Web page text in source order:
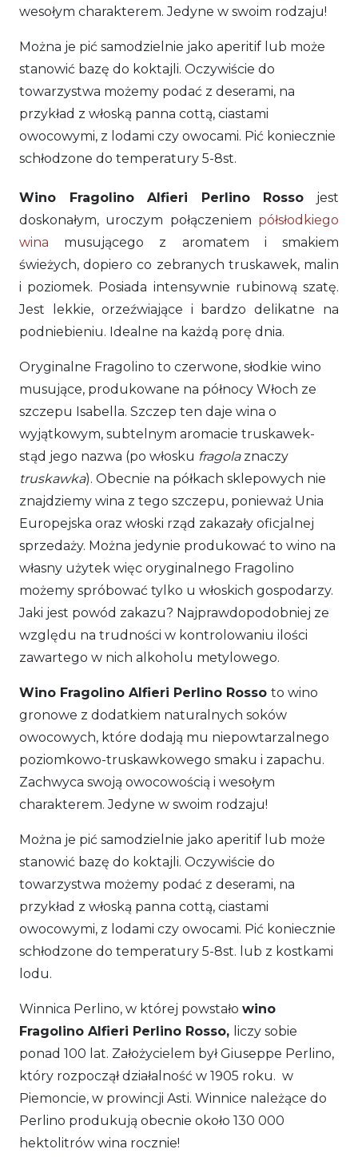
wesołym charakterem. Jedyne w swoim rodzaju!
Można je pić samodzielnie jako aperitif lub może
stanowić bazę do koktajli. Oczywiście do
towarzystwa możemy podać z deserami, na
przykład z włoską panna cottą, ciastami
owocowymi, z lodami czy owocami. Pić koniecznie
schłodzone do temperatury 5-8st.
Wino Fragolino Alfieri Perlino Rosso jest
doskonałym, uroczym połączeniem półsłodkiego
wina musującego z aromatem i smakiem
świeżych, dopiero co zebranych truskawek, malin
i poziomek. Posiada intensywnie rubinową szatę.
Jest lekkie, orzeźwiające i bardzo delikatne na
podniebieniu. Idealne na każdą porę dnia.
Oryginalne Fragolino to czerwone, słodkie wino
musujące, produkowane na północy Włoch ze
szczepu Isabella. Szczep ten daje wina o
wyjątkowym, subtelnym aromacie truskawek-
stąd jego nazwa (po włosku fragolaznaczy
truskawka). Obecnie na półkach sklepowych nie
znajdziemy wina z tego szczepu, ponieważ Unia
Europejska oraz włoski rząd zakazały oficjalnej
sprzedaży. Można jedynie produkować to wino na
własny użytek więc oryginalnego Fragolino
możemy spróbować tylko u włoskich gospodarzy.
Jaki jest powód zakazu? Najprawdopodobniej ze
względu na trudności w kontrolowaniu ilości
zawartego w nich alkoholu metylowego.
Wino Fragolino Alfieri Perlino Rosso to wino
gronowe z dodatkiem naturalnych soków
owocowych, które dodają mu niepowtarzalnego
poziomkowo-truskawkowego smaku i zapachu.
Zachwyca swoją owocowością i wesołym
charakterem. Jedyne w swoim rodzaju!
Można je pić samodzielnie jako aperitif lub może
stanowić bazę do koktajli. Oczywiście do
towarzystwa możemy podać z deserami, na
przykład z włoską panna cottą, ciastami
owocowymi, z lodami czy owocami. Pić koniecznie
schłodzone do temperatury 5-8st. lub z kostkami
lodu.
Winnica Perlino, w której powstało wino
Fragolino Alfieri Perlino Rosso, liczy sobie
ponad 100 lat. Założycielem był Giuseppe Perlino,
który rozpoczął działalność w 1905 roku. w
Piemoncie, w prowincji Asti. Winnice należące do
Perlino produkują obecnie około 130 000
hektolitrów wina rocznie!